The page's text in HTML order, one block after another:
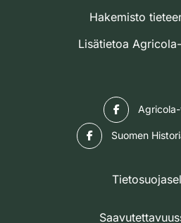
Hakemisto
Lisätietoa
Suomen